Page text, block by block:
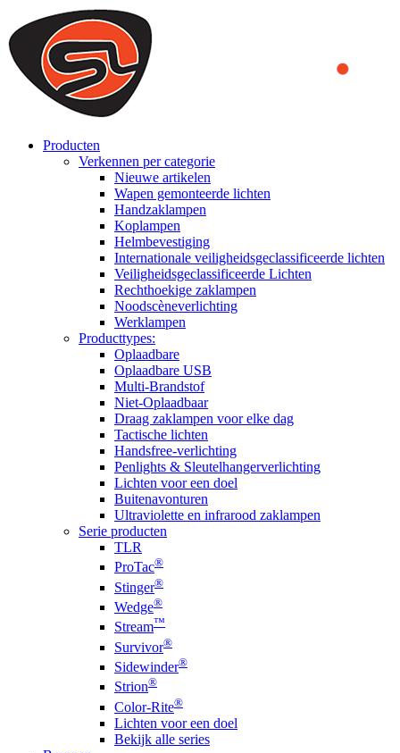
We use cookies to ensure that we provide you the best experience
on our website. By continuing to browse this website, you accept
that cookies are used to help us analyze how the website is used and
to offer you a better experience. To learn more or to find out how
you can disable cookies, you can access our
Producten
Verkennen per categorie
Nieuwe artikelen
Wapen gemonteerde lichten
Handzaklampen
Koplampen
Helmbevestiging
Internationale veiligheidsgeclassificeerde lichten
Veiligheidsgeclassificeerde Lichten
Rechthoekige zaklampen
Noodscèneverlichting
Werklampen
Producttypes:
Oplaadbare
Oplaadbare USB
Multi-Brandstof
Niet-Oplaadbaar
Draag zaklampen voor elke dag
Tactische lichten
Handsfree-verlichting
Penlights & Sleutelhangerverlichting
Lichten voor een doel
Buitenavonturen
Ultraviolette en infrarood zaklampen
Serie producten
TLR
ProTac®
Stinger®
Wedge®
Stream™
Survivor®
Sidewinder®
Strion®
Color-Rite®
Lichten voor een doel
Bekijk alle series